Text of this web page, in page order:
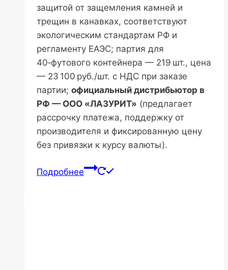
защитой от защемления камней и
трещин в канавках, соответствуют
экологическим стандартам РФ и
регламенту ЕАЭС; партия для
40‑футового контейнера — 219 шт., цена
— 23 100 руб./шт. с НДС при заказе
партии; официальный дистрибьютор в
РФ — ООО «ЛАЗУРИТ» (предлагает
рассрочку платежа, поддержку от
производителя и фиксированную цену
без привязки к курсу валюты).
Подробнее